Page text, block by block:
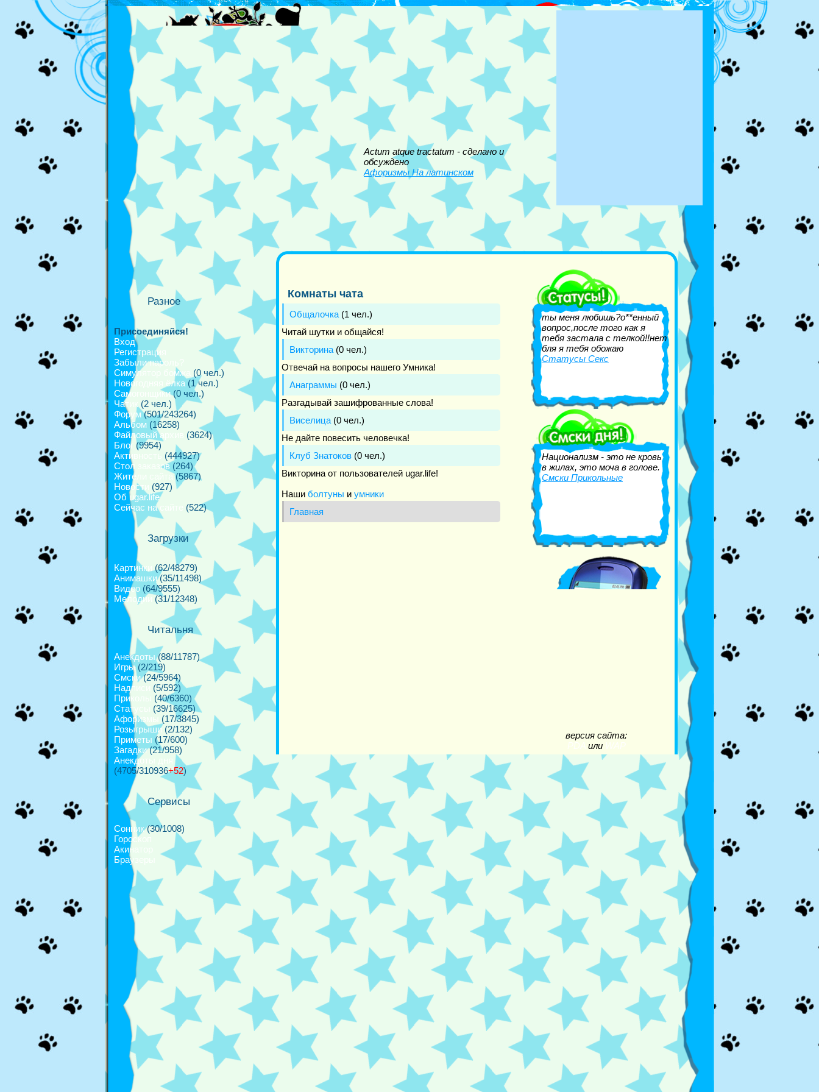
Actum atque tractatum - сделано и
обсуждено
Афоризмы На латинском
Комнаты чата
Общалочка (1 чел.)
Читай шутки и общайся!
Викторина (0 чел.)
Отвечай на вопросы нашего Умника!
Анаграммы (0 чел.)
Разгадывай зашифрованные слова!
Виселица (0 чел.)
Не дайте повесить человечка!
Клуб Знатоков (0 чел.)
Викторина от пользователей ugar.life!
Наши болтуны и умники
Главная
ты меня любишь?о**енный
вопрос,после того как я
тебя застала с телкой!!нет
бля я тебя обожаю
Статусы Секс
Национализм - это не кровь
в жилах, это моча в голове.
Смски Прикольные
версия сайта:
PDA или WAP
Разное
Присоединяйся!
Вход
Регистрация
Забыли пароль?
Симулятор бомжа
(0 чел.)
Новогодняя ёлка (1 чел.)
Самогонщики(0 чел.)
Чатик (2 чел.)
Форум(501/243264)
Альбом (16258)
Файловый архив
(3624)
Блог (9954)
Активность
(444927)
Стол заказов(264)
Жители сайта(5867)
Новости
(927)
Об ugar.life
Сейчас на сайте
(522)
Загрузки
Картинки
(62/48279)
Анимашки(35/11498)
Видео (64/9555)
Мелодии
(31/12348)
Читальня
Анекдоты(88/11787)
Игры(2/219)
Смски(24/5964)
Надписи
(5/592)
Приколы
(40/6360)
Cтатусы
(39/16625)
Афоризмы
(17/3845)
Розыгрыши(2/132)
Приметы (17/600)
Загадки(21/958)
Анекдоты дня
(4705/310936+52)
Сервисы
Сонник(30/1008)
Гороскоп
Акинатор
Браузеры